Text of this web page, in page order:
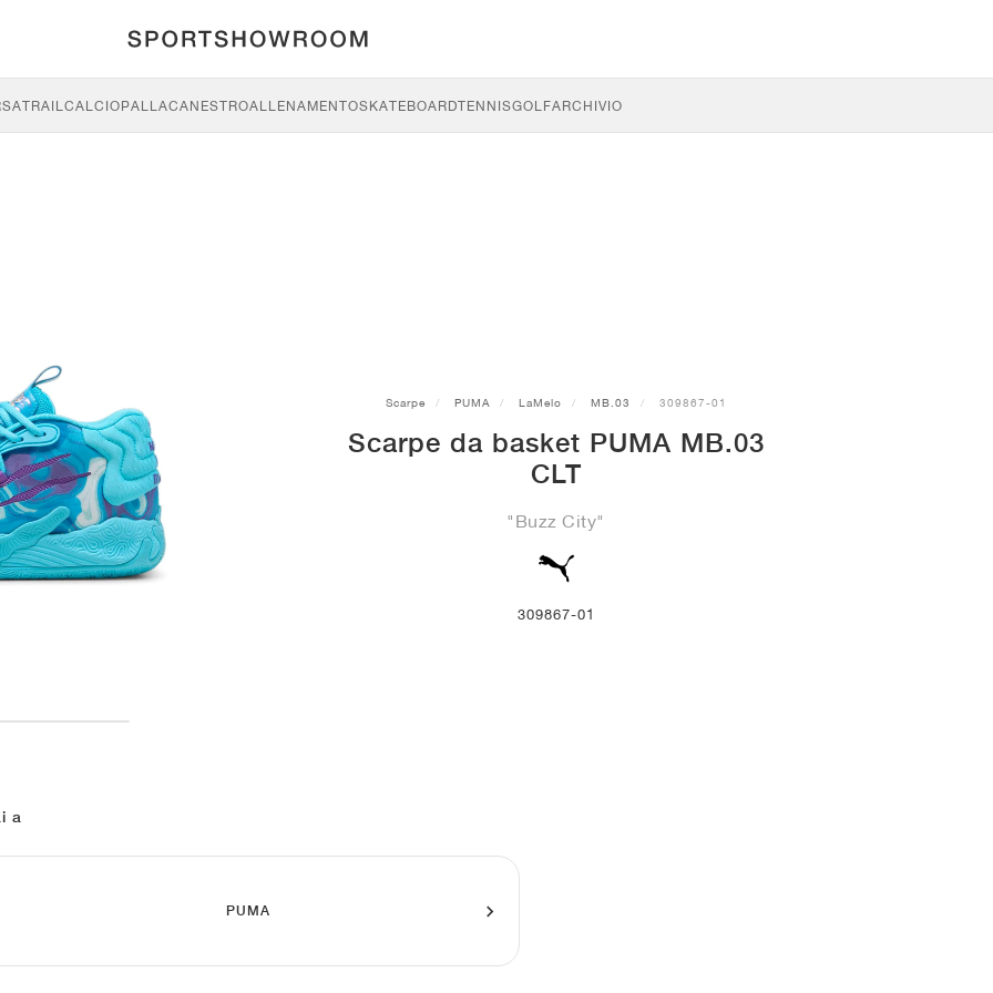
TRAILCALCIOPALLACANESTROALLENAMENTOSKATEBOARDTENNISGOLFARCHIVIO
Scarpe PUMA LaMelo MB.03 309867-01
Scarpe da basket PUMA MB.03
CLT
"Buzz City"
309867-01
a
PUMA